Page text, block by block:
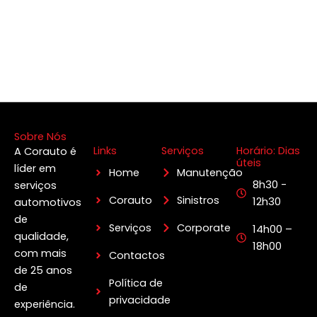
Sobre Nós
A Corauto é
líder em
serviços
automotivos
de
qualidade,
com mais
de 25 anos
de
experiência.
Links
Home
Corauto
Serviços
Contactos
Política de
privacidade
Serviços
Manutenção
Sinistros
Corporate
Horário: Dias
úteis
8h30 -
12h30
14h00 –
18h00